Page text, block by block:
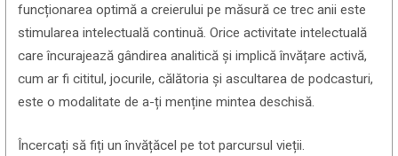
funcționarea optimă a creierului pe măsură ce trec anii este
stimularea intelectuală continuă. Orice activitate intelectuală
care încurajează gândirea analitică și implică învățare activă,
cum ar fi cititul, jocurile, călătoria și ascultarea de podcasturi,
este o modalitate de a-ți menține mintea deschisă.
Încercați să fiți un învățăcel pe tot parcursul vieții.